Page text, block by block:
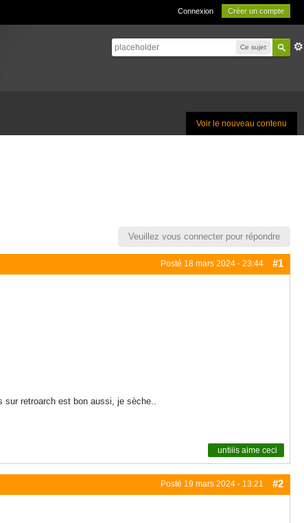
Connexion Créer un compte
Ce sujet
Voir le nouveau contenu
Veuillez vous connecter pour répondre
Posté 18 mars 2024 - 23:44 #1
sur retroarch est bon aussi, je sèche..
untiiis aime ceci
Posté 19 mars 2024 - 13:21 #2